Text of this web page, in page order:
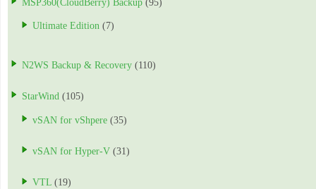
MSP360(CloudBerry) Backup (95)
Ultimate Edition (7)
N2WS Backup & Recovery (110)
StarWind (105)
vSAN for vShpere (35)
vSAN for Hyper-V (31)
VTL (19)